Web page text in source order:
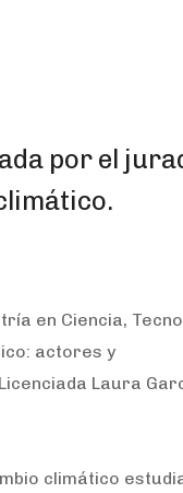
por el
en Ciencia,
actores y
Laura
climático